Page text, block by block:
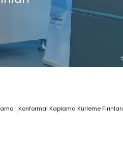
|Konformal Kaplama Kürleme Fırınları